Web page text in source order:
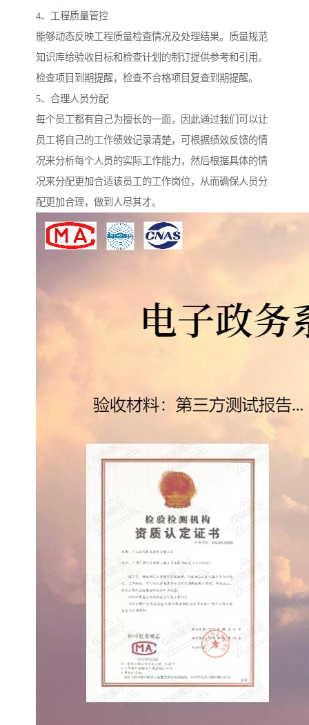
4、工程质量管控
能够动态反映工程质量检查情况及处理结果。质量规范
知识库给验收目标和检查计划的制订提供参考和引用。
检查项目到期提醒，检查不合格项目复查到期提醒。
5、合理人员分配
每个员工都有自己为擅长的一面，因此通过我们可以让
员工将自己的工作绩效记录清楚，可根据绩效反馈的情
况来分析每个人员的实际工作能力，然后根据具体的情
况来分配更加合适该员工的工作岗位，从而确保人员分
配更加合理，做到人尽其才。